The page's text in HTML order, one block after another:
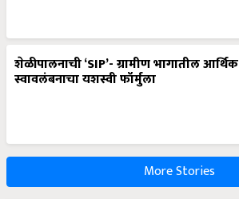
शेळीपालनाची ‘SIP’- ग्रामीण भागातील आर्थिक
स्वावलंबनाचा यशस्वी फॉर्मुला
More Stories